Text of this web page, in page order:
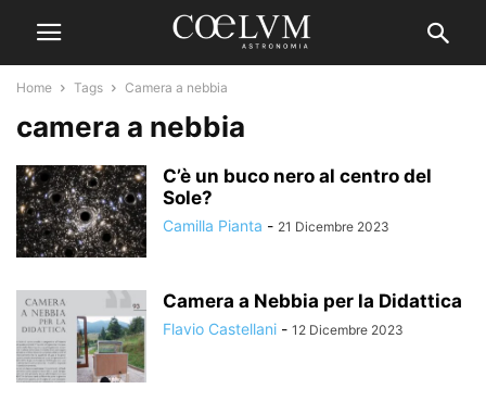
Home Tags Camera a nebbia
camera a nebbia
C’è un buco nero al centro del
Sole?
Camilla Pianta - 21 Dicembre 2023
Camera a Nebbia per la Didattica
Flavio Castellani - 12 Dicembre 2023